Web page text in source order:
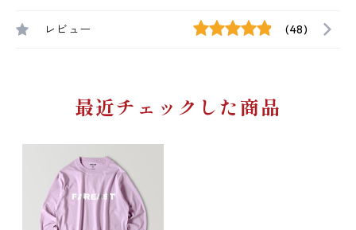
レビュー (48)
最近チェックした商品